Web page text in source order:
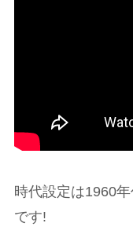
時代設定は1960
です!